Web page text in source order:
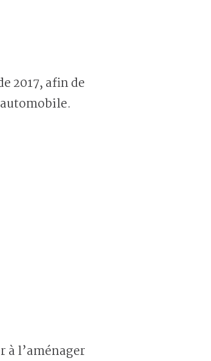
2017, afin de
à l’aménager